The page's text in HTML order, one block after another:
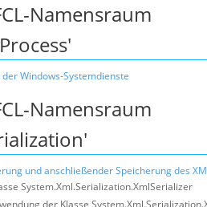
Namensraum
Windows-Systemdienste
Namensraum
und anschließender Speicherung des
System.Xml.Serialization.XmlSerializer
der Klasse